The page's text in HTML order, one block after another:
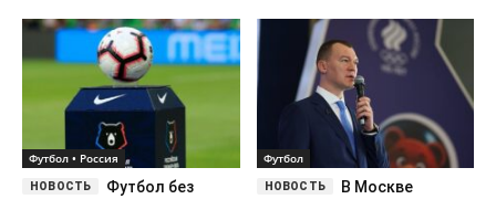
Футбол • Россия
Футбол без
Футбол
В Москве